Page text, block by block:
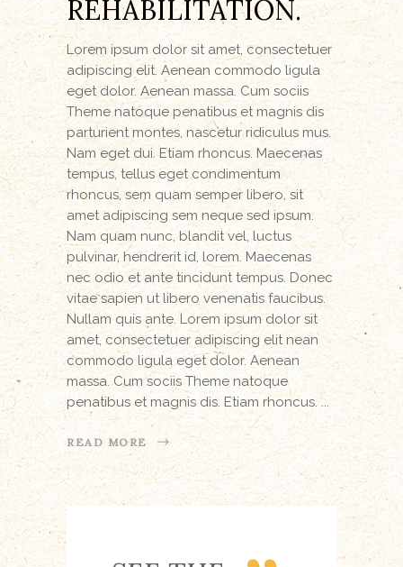
REHABILITATION.
Lorem ipsum dolor sit amet, consectetuer
adipiscing elit. Aenean commodo ligula
eget dolor. Aenean massa. Cum sociis
Theme natoque penatibus et magnis dis
parturient montes, nascetur ridiculus mus.
Nam eget dui. Etiam rhoncus. Maecenas
tempus, tellus eget condimentum
rhoncus, sem quam semper libero, sit
amet adipiscing sem neque sed ipsum.
Nam quam nunc, blandit vel, luctus
pulvinar, hendrerit id, lorem. Maecenas
nec odio et ante tincidunt tempus. Donec
vitae sapien ut libero venenatis faucibus.
Nullam quis ante. Lorem ipsum dolor sit
amet, consectetuer adipiscing elit nean
commodo ligula eget dolor. Aenean
massa. Cum sociis Theme natoque
penatibus et magnis dis. Etiam rhoncus.
READ MORE